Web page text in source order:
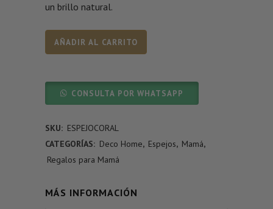
un brillo natural.
AÑADIR AL CARRITO
CONSULTA POR WHATSAPP
SKU: ESPEJOCORAL
CATEGORÍAS: Deco Home, Espejos, Mamá,
Regalos para Mamá
MÁS INFORMACIÓN